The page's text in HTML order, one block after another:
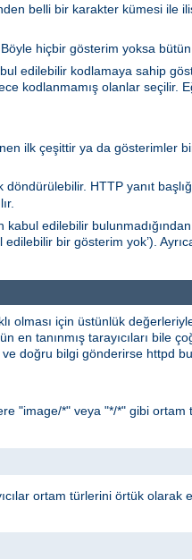
belli bir karakter kümesi ile
hiçbir gösterim yoksa
edilebilir kodlamaya sahip
kodlanmamış olanlar seçilir.
ilk çeşittir ya da gösterimler
HTTP yanıt
edilebilir
bir gösterim yok’).
olması için üstünlük
tanınmış tarayıcıları bile
doğru bilgi gönderirse httpd
"image/*" veya "*/*" gibi ortam
ortam türlerini örtük olarak